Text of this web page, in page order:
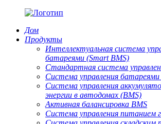
Дом
Продукты
Интеллектуальная система
батареями (Smart BMS)
Стандартная система
Система управления
Система управления
энергии в автодомах (BMS)
Активная балансировка BMS
Система управления питанием